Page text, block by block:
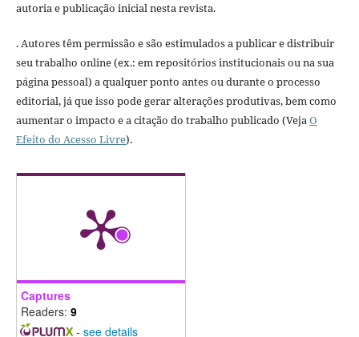
autoria e publicação inicial nesta revista.
. Autores têm permissão e são estimulados a publicar e distribuir
seu trabalho online (ex.: em repositórios institucionais ou na sua
página pessoal) a qualquer ponto antes ou durante o processo
editorial, já que isso pode gerar alterações produtivas, bem como
aumentar o impacto e a citação do trabalho publicado (VejaO
Efeito do Acesso Livre).
Captures
Readers: 9
- see details